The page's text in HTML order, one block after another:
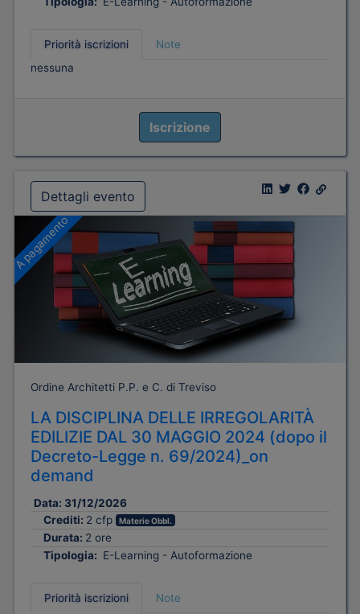
Priorità iscrizioni
Note
nessuna
Iscrizione
Dettagli evento
A pagamento
Ordine Architetti P.P. e C. di Treviso
LA DISCIPLINA DELLE IRREGOLARITÀ
EDILIZIE DAL 30 MAGGIO 2024 (dopo il
Decreto-Legge n. 69/2024)_on
demand
Data: 31/12/2026
Crediti: 2 cfp Materie Obbl.
Durata: 2 ore
Tipologia: E-Learning - Autoformazione
Priorità iscrizioni
Note